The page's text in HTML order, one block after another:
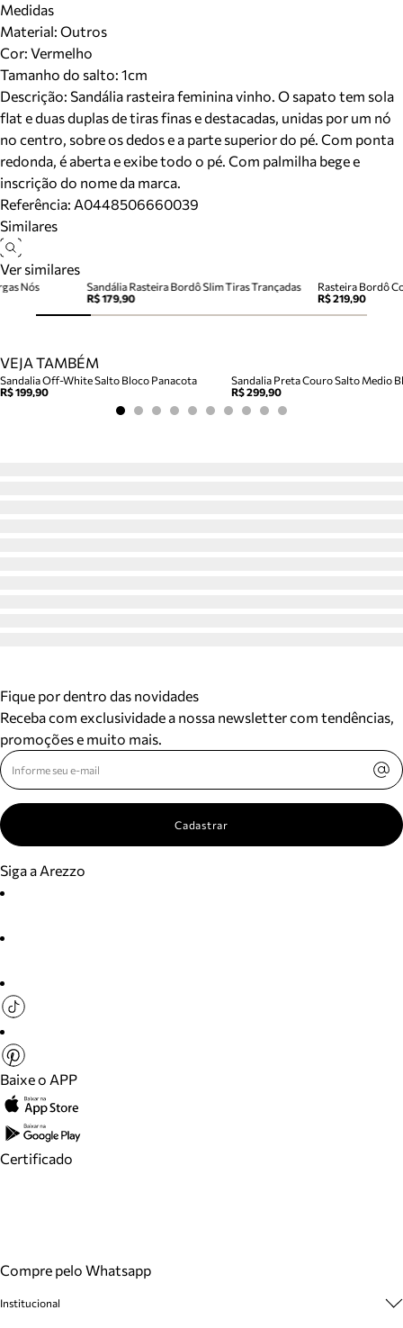
Medidas
Material: Outros
Cor: Vermelho
Tamanho do salto: 1cm
Descrição: Sandália rasteira feminina vinho. O sapato tem sola
flat e duas duplas de tiras finas e destacadas, unidas por um nó
no centro, sobre os dedos e a parte superior do pé. Com ponta
redonda, é aberta e exibe todo o pé. Com palmilha bege e
inscrição do nome da marca.
Referência: A0448506660039
Similares
Ver similares
Sandália Rasteira Bordô Slim Tiras Trançadas
R$ 179,90
Rasteira Bordô
R$ 219,90
Nós
VEJA TAMBÉM
Sandalia Off-White Salto Bloco Panacota
R$ 199,90
Sandalia Preta Couro Salto Medio
R$ 299,90
Fique por dentro das novidades
Receba com exclusividade a nossa newsletter com tendências,
promoções e muito mais.
Cadastrar
Siga a Arezzo
Baixe o APP
Certificado
Compre pelo Whatsapp
Institucional